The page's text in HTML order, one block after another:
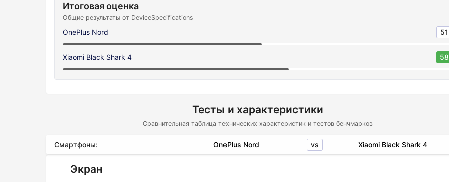
Итоговая оценка
Общие результаты от DeviceSpecifications
OnePlus Nord 51
Xiaomi Black Shark 4 58
Тесты и характеристики
Сравнительная таблица технических характеристик и тестов бенчмарков
Смартфоны: OnePlus Nord vs Xiaomi Black Shark 4
Экран